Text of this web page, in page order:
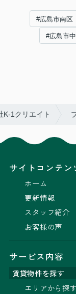
#広島市南区
#広島市
K-1クリエイト
サイトコンテン
ホーム
更新情報
スタッフ紹介
お客様の声
サービス内容
賃貸物件を探す
エリアから探